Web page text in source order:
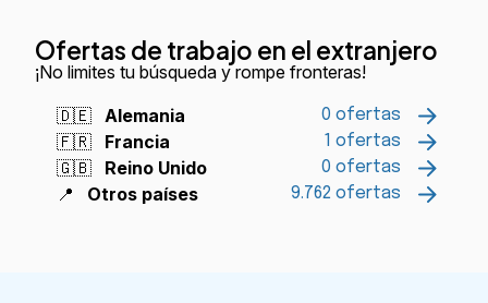
Ofertas de trabajo en el extranjero
¡No limites tu búsqueda y rompe fronteras!
🇩🇪
Alemania 0 ofertas
🇫🇷 Francia 1 ofertas
🇬🇧 Reino Unido 0 ofertas
📍 Otros países 9.762 ofertas